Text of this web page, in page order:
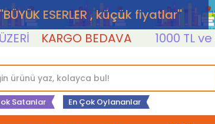
''BÜYÜK ESERLER , küçük fiyatlar''
KARGO BEDAVA 1000 TL ve
Satanlar En Çok Oylananlar